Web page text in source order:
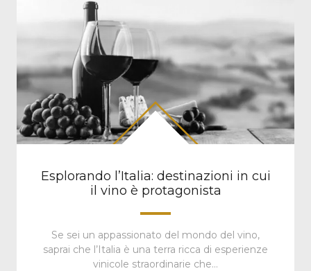
Esplorando l’Italia: destinazioni in cui
il vino è protagonista
Se sei un appassionato del mondo del vino,
saprai che l’Italia è una terra ricca di esperienze
vinicole straordinarie che…